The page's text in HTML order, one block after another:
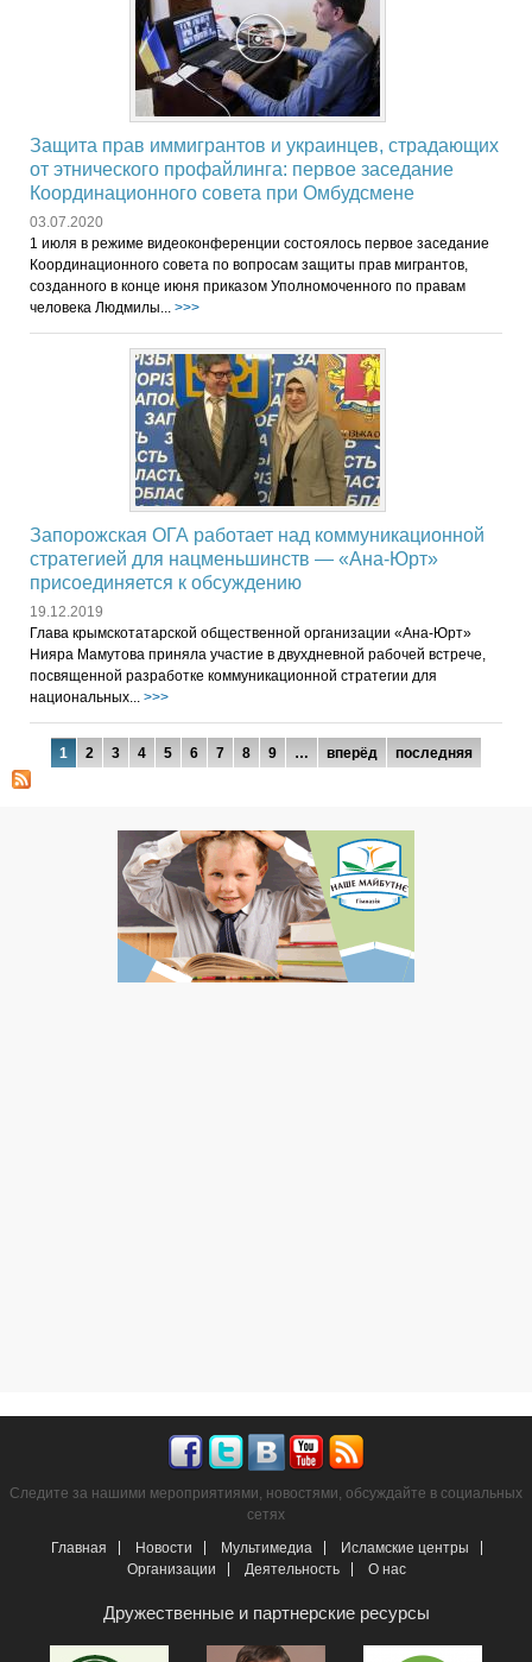
Защита прав иммигрантов и украинцев, страдающих
от этнического профайлинга: первое заседание
Координационного совета при Омбудсмене
03.07.2020
1 июля в режиме видеоконференции состоялось первое заседание
Координационного совета по вопросам защиты прав мигрантов,
созданного в конце июня приказом Уполномоченного по правам
человека Людмилы... >>>
Запорожская ОГА работает над коммуникационной
стратегией для нацменьшинств — «Ана-Юрт»
присоединяется к обсуждению
19.12.2019
Глава крымскотатарской общественной организации «Ана-Юрт»
Нияра Мамутова приняла участие в двухдневной рабочей встрече,
посвященной разработке коммуникационной стратегии для
национальных... >>>
Страницы
1 2 3 4 5 6 7 8 9 … вперёд последняя
Следите за нашими мероприятиями, новостями, обсуждайте в социальных
сетях
Главная
Новости Мультимедиа
Исламские центры
Организации
Деятельность О нас
Дружественные и партнерские ресурсы